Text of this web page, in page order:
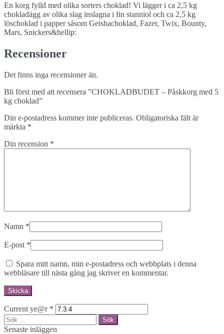
En korg fylld med olika sorters choklad! Vi lägger i ca 2,5 kg
chokladägg av olika slag inslagna i fin stanniol och ca 2,5 kg
löschoklad i papper såsom Geishachoklad, Fazer, Twix, Bounty,
Mars, Snickers&hellip:
Recensioner
Det finns inga recensioner än.
Bli först med att recensera ”CHOKLADBUDET – Påskkorg med 5
kg choklad”
Din e-postadress kommer inte publiceras. Obligatoriska fält är
märkta *
Din recension *
Namn *
E-post *
Spara mitt namn, min e-postadress och webbplats i denna
webbläsare till nästa gång jag skriver en kommentar.
Current ye@r *
Sök
efter:
Senaste inläggen